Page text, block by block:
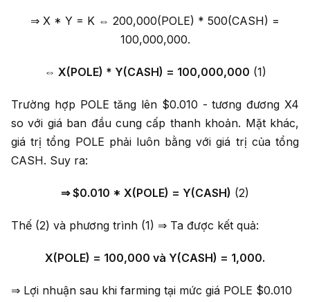
⇒ X * Y = K ⇔ 200,000(POLE) * 500(CASH) =
100,000,000.
⇔ X(POLE) * Y(CASH) = 100,000,000 (1)
Trường hợp POLE tăng lên $0.010 - tương đương X4
so với giá ban đầu cung cấp thanh khoản. Mặt khác,
giá trị tổng POLE phải luôn bằng với giá trị của tổng
CASH. Suy ra:
⇒ $0.010 * X(POLE) = Y(CASH) (2)
Thế (2) và phương trình (1) ⇒ Ta được kết quả:
X(POLE) = 100,000 và Y(CASH) = 1,000.
⇒ Lợi nhuận sau khi farming tại mức giá POLE $0.010